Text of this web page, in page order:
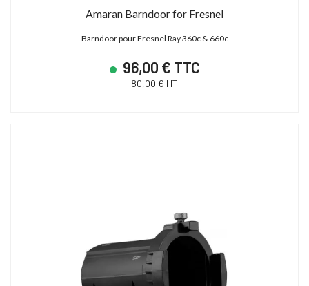
Amaran Barndoor for Fresnel
Barndoor pour Fresnel Ray 360c & 660c
96,00 € TTC
80,00 € HT